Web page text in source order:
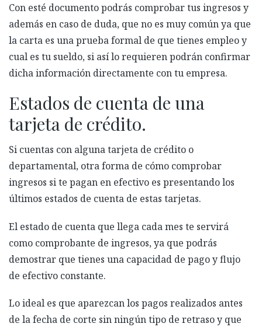
Con esté documento podrás comprobar tus ingresos y
además en caso de duda, que no es muy común ya que
la carta es una prueba formal de que tienes empleo y
cual es tu sueldo, si así lo requieren podrán confirmar
dicha información directamente con tu empresa.
Estados de cuenta de una
tarjeta de crédito.
Si cuentas con alguna tarjeta de crédito o
departamental, otra forma de cómo comprobar
ingresos si te pagan en efectivo es presentando los
últimos estados de cuenta de estas tarjetas.
El estado de cuenta que llega cada mes te servirá
como comprobante de ingresos, ya que podrás
demostrar que tienes una capacidad de pago y flujo
de efectivo constante.
Lo ideal es que aparezcan los pagos realizados antes
de la fecha de corte sin ningún tipo de retraso y que